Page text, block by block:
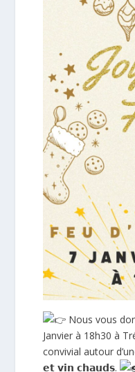
Nous vous
Janvier à 18h30 à
convivial autour
𝗲𝘁 𝘃𝗶𝗻 𝗰𝗵𝗮𝘂𝗱𝘀.